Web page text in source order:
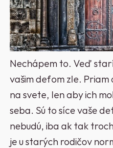
Nechápem to. Veď
vašim deťom zle. Priam
na svete, len aby ich
seba. Sú to síce vaše
nebudú, iba ak tak
je u starých rodičov